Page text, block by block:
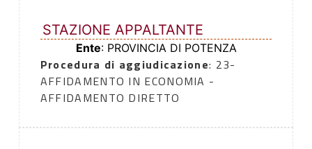
STAZIONE APPALTANTE
Ente: PROVINCIA DI POTENZA
Procedura di aggiudicazione: 23-
AFFIDAMENTO IN ECONOMIA -
AFFIDAMENTO DIRETTO